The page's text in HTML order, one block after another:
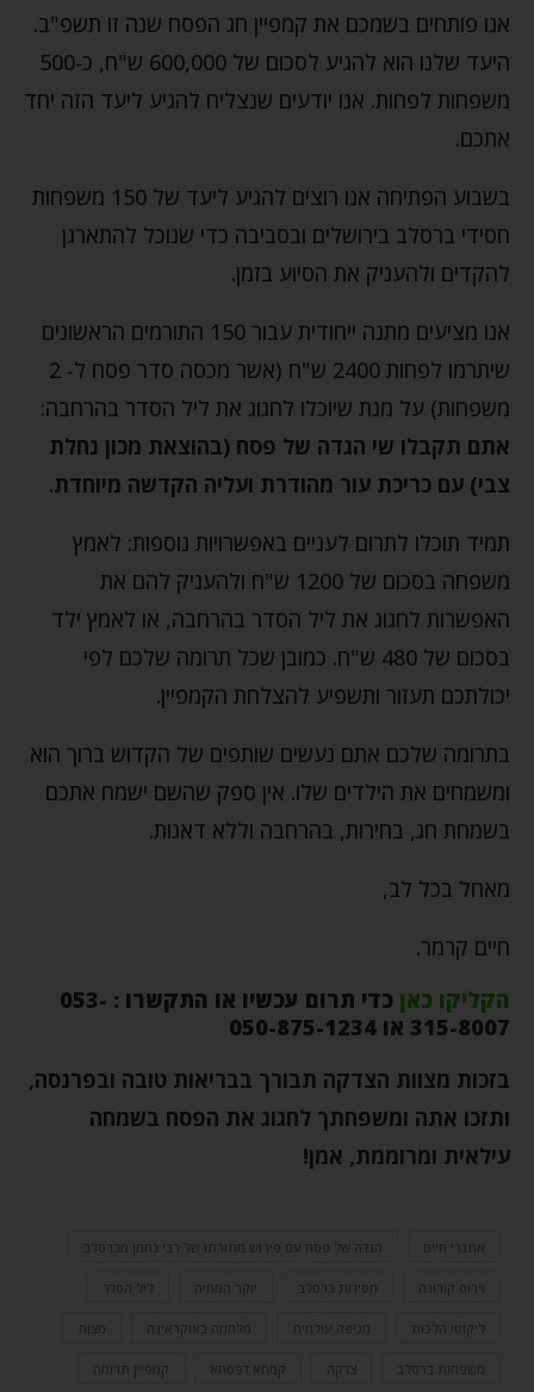
אנו פותחים בשמכם את קמפיין חג הפסח שנה זו תשפ"ב.
היעד שלנו הוא להגיע לסכום של 600,000 ש"ח, כ-500
משפחות לפחות. אנו יודעים שנצליח להגיע ליעד הזה יחד
אתכם.
בשבוע הפתיחה אנו רוצים להגיע ליעד של 150 משפחות
חסידי ברסלב בירושלים ובסביבה כדי שנוכל להתארגן
להקדים ולהעניק את הסיוע בזמן.
אנו מציעים מתנה ייחודית עבור 150 התורמים הראשונים
שיתרמו לפחות 2400 ש"ח (אשר מכסה סדר פסח ל- 2
משפחות) על מנת שיוכלו לחגוג את ליל הסדר בהרחבה:
אתם תקבלו שי הגדה של פסח (בהוצאת מכון נחלת
צבי) עם כריכת עור מהודרת ועליה הקדשה מיוחדת.
תמיד תוכלו לתרום לעניים באפשרויות נוספות: לאמץ
משפחה בסכום של 1200 ש"ח ולהעניק להם את
האפשרות לחגוג את ליל הסדר בהרחבה, או לאמץ ילד
בסכום של 480 ש"ח. כמובן שכל תרומה שלכם לפי
יכולתכם תעזור ותשפיע להצלחת הקמפיין.
בתרומה שלכם אתם נעשים שותפים של הקדוש ברוך הוא
ומשמחים את הילדים שלו. אין ספק שהשם ישמח אתכם
בשמחת חג, בחירות, בהרחבה וללא דאגות.
מאחל בכל לב,
חיים קרמר.
הקליקו כאן
כדי תרום עכשיו או התקשרו : 053-
315-8007 או 050-875-1234
בזכות מצוות הצדקה תבורך בבריאות טובה ובפרנסה,
ותזכו אתה ומשפחתך לחגוג את הפסח בשמחה
עילאית ומרוממת, אמן!
אתגרי חיים הגדה של פסח עם פירוש מתורתו של רבי נחמן מברסלב
וירוס קורונה חסידות ברסלב יוקר המחיה ליל הסדר
ליקוטי הלכות מגיפה עולמית מלחמה באוקראינה מצות
משפחות ברסלב צדקה קמחא דפסחא קמפיין תרומה